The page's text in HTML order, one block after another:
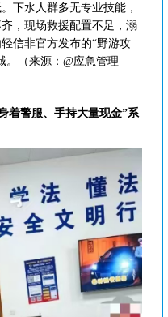
下水人群多无专业技能，
，现场救援配置不足，溺
信非官方发布的“野游攻
。（来源：@应急管理
着警服、手持大量现金”系